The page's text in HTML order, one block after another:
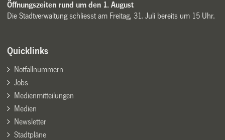
Öffnungszeiten rund um den 1. August
Die Stadtverwaltung schliesst am Freitag, 31. Juli bereits um 15 Uhr.
Quicklinks
Notfallnummern
Jobs
Medienmitteilungen
Medien
Newsletter
Stadtpläne